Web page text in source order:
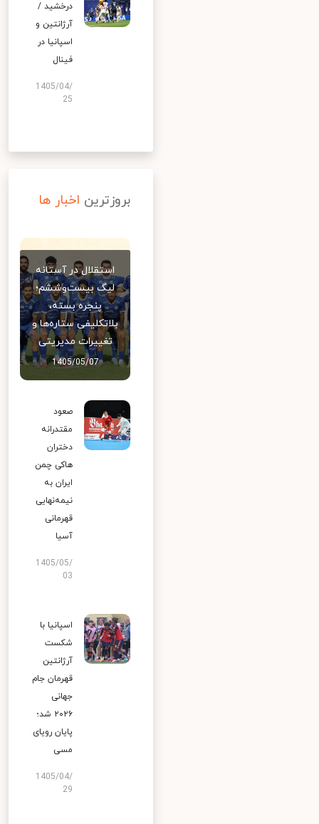
درخشید /
آرژانتین و
اسپانیا در
فینال
1405/04/
25
بروزترین اخبار ها
استقلال در آستانه
لیگ بیست‌وششم؛
پنجره بسته،
بلاتکلیفی ستاره‌ها و
تغییرات مدیریتی
1405/05/07
صعود
مقتدرانه
دختران
هاکی چمن
ایران به
نیمه‌نهایی
قهرمانی
آسیا
1405/05/
03
اسپانیا با
شکست
آرژانتین
قهرمان جام
جهانی
۲۰۲۶ شد؛
پایان رویای
مسی
1405/04/
29